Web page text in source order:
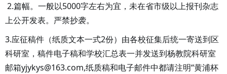
2.篇幅。一般以5000字左右为宜，未在省市级以上报刊杂志
上公开发表。严禁抄袭。
3.应征稿件（纸质文本一式2份）由各校征集后统一寄送到区
科研室，稿件电子稿和学校汇总表一并发送到杨教院科研室
邮箱yjykys@163.com,纸质稿和电子邮件中都请注明“黄浦杯